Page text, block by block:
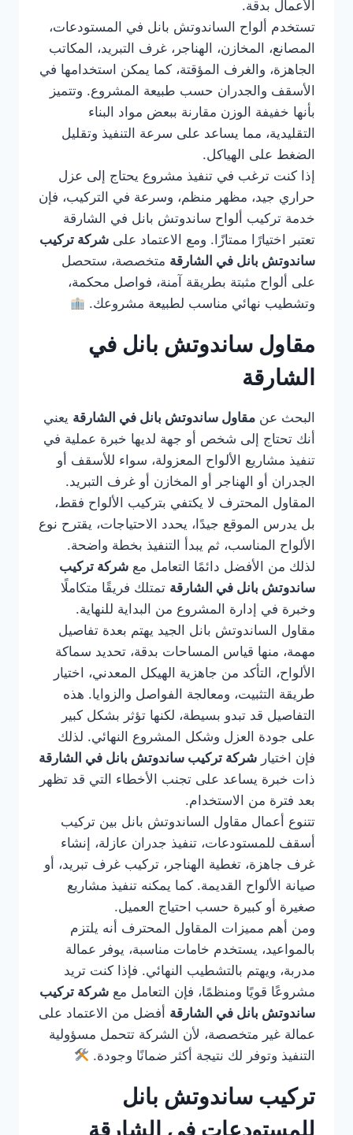
الأعمال بدقة.
تستخدم ألواح الساندوتش بانل في المستودعات،
المصانع، المخازن، الهناجر، غرف التبريد، المكاتب
الجاهزة، والغرف المؤقتة، كما يمكن استخدامها في
الأسقف والجدران حسب طبيعة المشروع. وتتميز
بأنها خفيفة الوزن مقارنة ببعض مواد البناء
التقليدية، مما يساعد على سرعة التنفيذ وتقليل
الضغط على الهياكل.
إذا كنت ترغب في تنفيذ مشروع يحتاج إلى عزل
حراري جيد، مظهر منظم، وسرعة في التركيب، فإن
خدمة تركيب ألواح ساندوتش بانل في الشارقة
تعتبر اختيارًا ممتازًا. ومع الاعتماد على شركة تركيب
ساندوتش بانل في الشارقة متخصصة، ستحصل
على ألواح مثبتة بطريقة آمنة، فواصل محكمة،
وتشطيب نهائي مناسب لطبيعة مشروعك.
مقاول ساندوتش بانل في
الشارقة
البحث عن مقاول ساندوتش بانل في الشارقة يعني
أنك تحتاج إلى شخص أو جهة لديها خبرة عملية في
تنفيذ مشاريع الألواح المعزولة، سواء للأسقف أو
الجدران أو الهناجر أو المخازن أو غرف التبريد.
المقاول المحترف لا يكتفي بتركيب الألواح فقط،
بل يدرس الموقع جيدًا، يحدد الاحتياجات، يقترح نوع
الألواح المناسب، ثم يبدأ التنفيذ بخطة واضحة.
لذلك من الأفضل دائمًا التعامل مع شركة تركيب
ساندوتش بانل في الشارقة تمتلك فريقًا متكاملًا
وخبرة في إدارة المشروع من البداية للنهاية.
مقاول الساندوتش بانل الجيد يهتم بعدة تفاصيل
مهمة، منها قياس المساحات بدقة، تحديد سماكة
الألواح، التأكد من جاهزية الهيكل المعدني، اختيار
طريقة التثبيت، ومعالجة الفواصل والزوايا. هذه
التفاصيل قد تبدو بسيطة، لكنها تؤثر بشكل كبير
على جودة العزل وشكل المشروع النهائي. لذلك
فإن اختيار شركة تركيب ساندوتش بانل في الشارقة
ذات خبرة يساعد على تجنب الأخطاء التي قد تظهر
بعد فترة من الاستخدام.
تتنوع أعمال مقاول الساندوتش بانل بين تركيب
أسقف للمستودعات، تنفيذ جدران عازلة، إنشاء
غرف جاهزة، تغطية الهناجر، تركيب غرف تبريد، أو
صيانة الألواح القديمة. كما يمكنه تنفيذ مشاريع
صغيرة أو كبيرة حسب احتياج العميل.
ومن أهم مميزات المقاول المحترف أنه يلتزم
بالمواعيد، يستخدم خامات مناسبة، يوفر عمالة
مدربة، ويهتم بالتشطيب النهائي. فإذا كنت تريد
مشروعًا قويًا ومنظمًا، فإن التعامل مع شركة تركيب
ساندوتش بانل في الشارقة أفضل من الاعتماد على
عمالة غير متخصصة، لأن الشركة تتحمل مسؤولية
التنفيذ وتوفر لك نتيجة أكثر ضمانًا وجودة.
تركيب ساندوتش بانل
للمستودعات في الشارقة